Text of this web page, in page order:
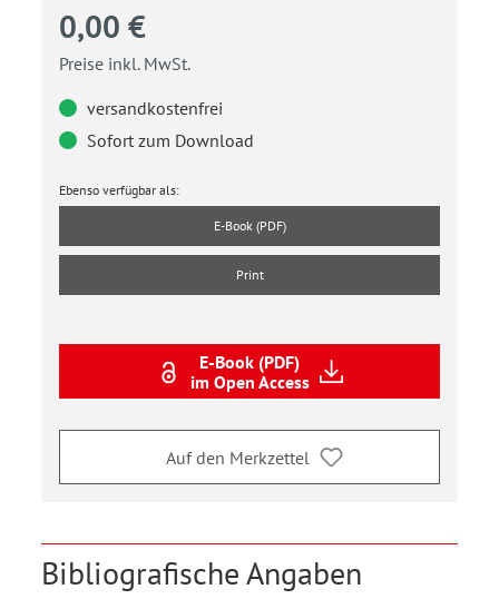
0,00 €
Preise inkl. MwSt.
versandkostenfrei
Sofort zum Download
Ebenso verfügbar als:
E-Book (PDF)
Print
E-Book (PDF)
im Open Access
Auf den Merkzettel
Bibliografische Angaben